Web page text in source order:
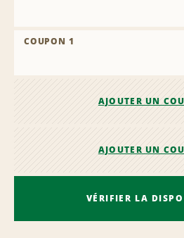
COUPON 1
AJOUTER UN
AJOUTER UN
VÉRIFIER LA